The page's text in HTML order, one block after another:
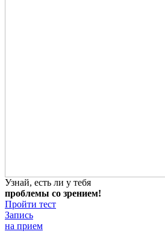
Узнай, есть ли у тебя
проблемы со зрением!
Пройти тест
Запись
на прием